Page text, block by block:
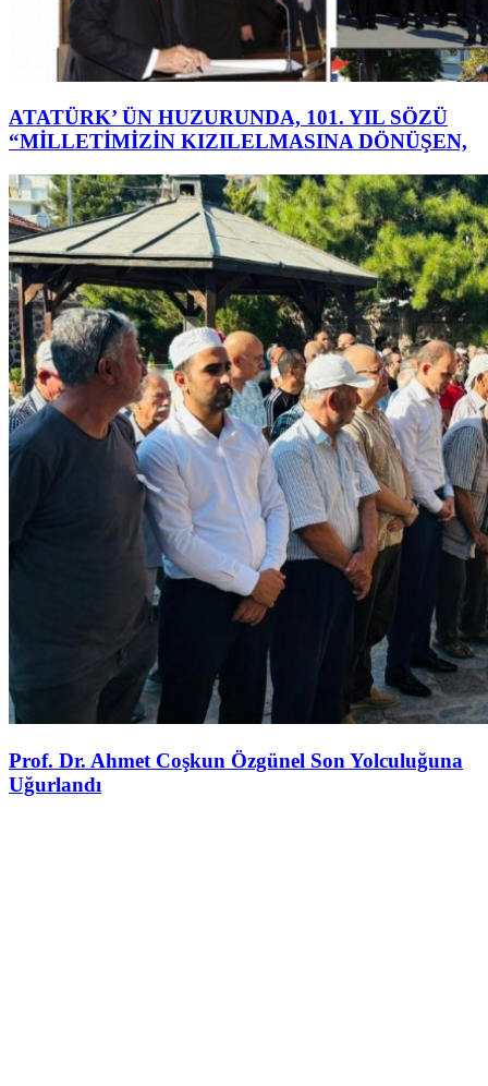
ATATÜRK’ ÜN HUZURUNDA, 101. YIL SÖZÜ
“MİLLETİMİZİN KIZILELMASINA DÖNÜŞEN,
Prof. Dr. Ahmet Coşkun Özgünel Son Yolculuğuna
Uğurlandı